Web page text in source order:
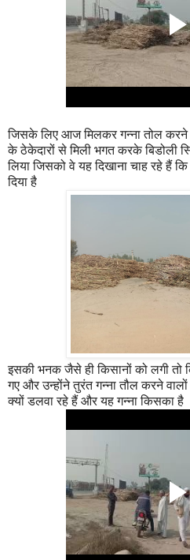
जिसके लिए आज मिलकर गन्ना तोल करने
के ठेकेदारों से मिली भगत करके बिडोली
लिया जिसको वे यह दिखाना चाह रहे हैं
दिया है
इसकी भनक जैसे ही किसानों को लगी तो
गए और उन्होंने तुरंत गन्ना तौल करने
क्यों डलवा रहे हैं और यह गन्ना किसका है